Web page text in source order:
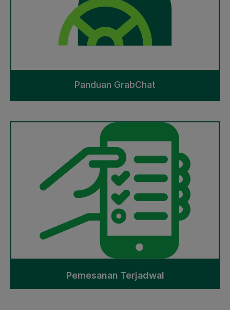
Panduan GrabChat
Pemesanan Terjadwal